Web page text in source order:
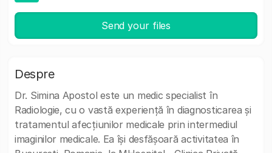
Send your files
Despre
Dr. Simina Apostol este un medic specialist în
Radiologie, cu o vastă experiență în diagnosticarea și
tratamentul afecțiunilor medicale prin intermediul
imaginilor medicale. Ea își desfășoară activitatea în